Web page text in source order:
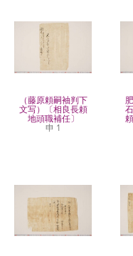
（藤原頼嗣袖判下
文写）〔相良長頼
地頭職補任〕
申 1